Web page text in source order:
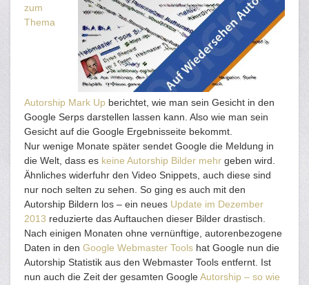
zum
Thema
Autorship Mark Up berichtet, wie man sein Gesicht in den
Google Serps darstellen lassen kann. Also wie man sein
Gesicht auf die Google Ergebnisseite bekommt.
Nur wenige Monate später sendet Google die Meldung in
die Welt, dass es keine Autorship Bilder mehr geben wird.
Ähnliches widerfuhr den Video Snippets, auch diese sind
nur noch selten zu sehen. So ging es auch mit den
Autorship Bildern los – ein neues Update im Dezember
2013 reduzierte das Auftauchen dieser Bilder drastisch.
Nach einigen Monaten ohne vernünftige, autorenbezogene
Daten in den Google Webmaster Tools hat Google nun die
Autorship Statistik aus den Webmaster Tools entfernt. Ist
nun auch die Zeit der gesamten GoogleAutorship – so wie